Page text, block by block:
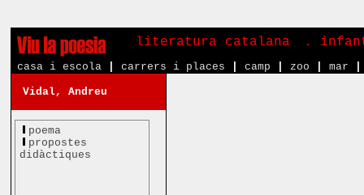
literatura catalana .
casa i escola carrers i places camp zoo mar
Vidal, Andreu
poema
propostes
didàctiques